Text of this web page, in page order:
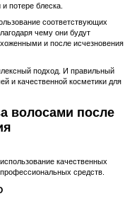
потере блеска.
соответствующих
чему они будут
и после исчезновения
подход. И правильный
и качественной косметики для
волосами после
качественных
средств.